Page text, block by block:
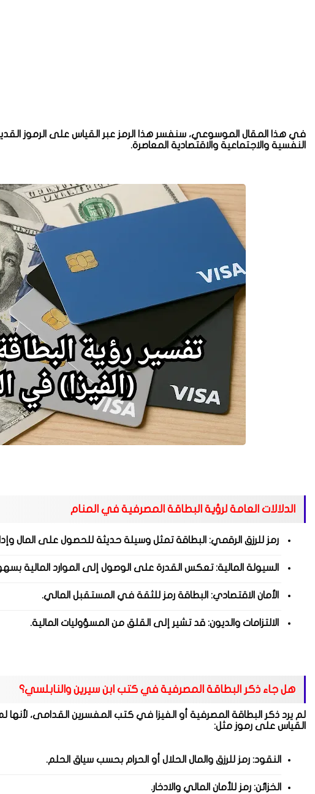
في هذا المقال الموسوعي، سنفسر هذا الرمز عبر القياس على الرموز
النفسية والاجتماعية والاقتصادية المعاصرة.
الدلالات العامة لرؤية البطاقة المصرفية في المنام
رمز للرزق الرقمي: البطاقة تمثل وسيلة حديثة للحصول على المال
السيولة المالية: تعكس القدرة على الوصول إلى الموارد المالية
الأمان الاقتصادي: البطاقة رمز للثقة في المستقبل المالي.
الالتزامات والديون: قد تشير إلى القلق من المسؤوليات المالية.
هل جاء ذكر البطاقة المصرفية في كتب ابن سيرين والنابلسي؟
لم يرد ذكر البطاقة المصرفية أو الفيزا في كتب المفسرين القدامى،
القياس على رموز مثل:
النقود: رمز للرزق والمال الحلال أو الحرام بحسب سياق الحلم.
الخزائن: رمز للأمان المالي والادخار.